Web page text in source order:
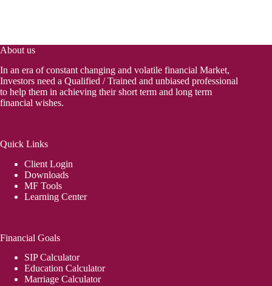
About us
In an era of constant changing and volatile financial Market,
Investors need a Qualified / Trained and unbiased professional
to help them in achieving their short term and long term
financial wishes.
Quick Links
Client Login
Downloads
MF Tools
Learning Center
Financial Goals
SIP Calculator
Education Calculator
Marriage Calculator